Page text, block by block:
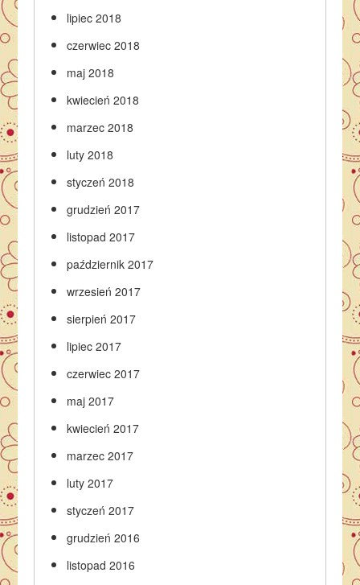
lipiec 2018
czerwiec 2018
maj 2018
kwiecień 2018
marzec 2018
luty 2018
styczeń 2018
grudzień 2017
listopad 2017
październik 2017
wrzesień 2017
sierpień 2017
lipiec 2017
czerwiec 2017
maj 2017
kwiecień 2017
marzec 2017
luty 2017
styczeń 2017
grudzień 2016
listopad 2016